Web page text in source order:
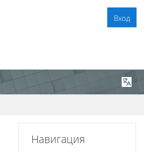
Вход
Навигация